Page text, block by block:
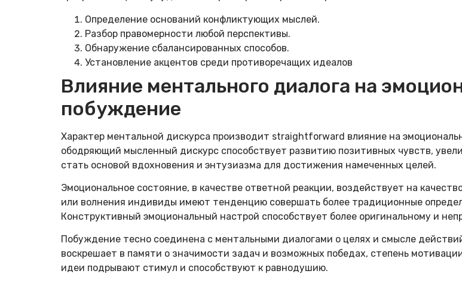
Определение оснований конфликтующих мыслей.
Разбор правомерности любой перспективы.
Обнаружение сбалансированных способов.
Установление акцентов среди противоречащих идеалов
Влияние ментального диалога на
побуждение
Характер ментальной дискурса производит straightforward влияние на
ободряющий мысленный дискурс способствует развитию позитивных чувств,
стать основой вдохновения и энтузиазма для достижения намеченных целей.
Эмоциональное состояние, в качестве ответной реакции, воздействует на
или волнения индивиды имеют тенденцию совершать более традиционные
Конструктивный эмоциональный настрой способствует более оригинальному и
Побуждение тесно соединена с ментальными диалогами о целях и смысле
воскрешает в памяти о значимости задач и возможных победах, степень
идеи подрывают стимул и способствуют к равнодушию.